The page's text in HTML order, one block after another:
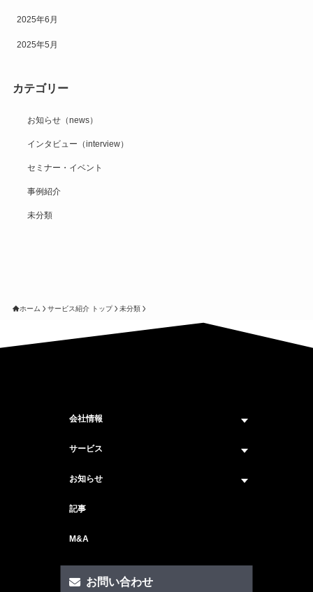
2025年6月
2025年5月
カテゴリー
お知らせ（news）
インタビュー（interview）
セミナー・イベント
事例紹介
未分類
ホーム サービス紹介 トップ 未分類
会社情報
企業情報トップ
サービス
サービス紹介 トップ
セキュリティ顧問サービス
お知らせ
ニュース トップ
記事
M&A
お問い合わせ